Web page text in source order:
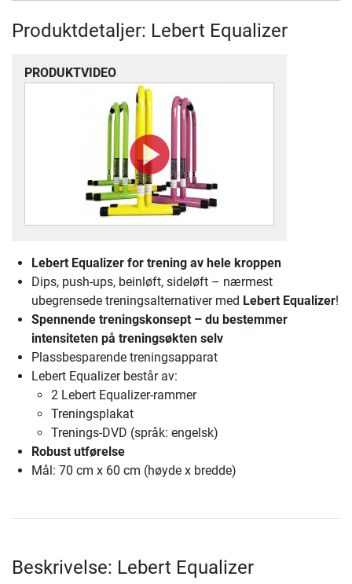
Produktdetaljer: Lebert Equalizer
PRODUKTVIDEO
Lebert Equalizer for trening av hele kroppen
Dips, push-ups, beinløft, sideløft – nærmest
ubegrensede treningsalternativer med Lebert Equalizer!
Spennende treningskonsept – du bestemmer
intensiteten på treningsøkten selv
Plassbesparende treningsapparat
Lebert Equalizer består av:
2 Lebert Equalizer-rammer
Treningsplakat
Trenings-DVD (språk: engelsk)
Robust utførelse
Mål: 70 cm x 60 cm (høyde x bredde)
Beskrivelse: Lebert Equalizer